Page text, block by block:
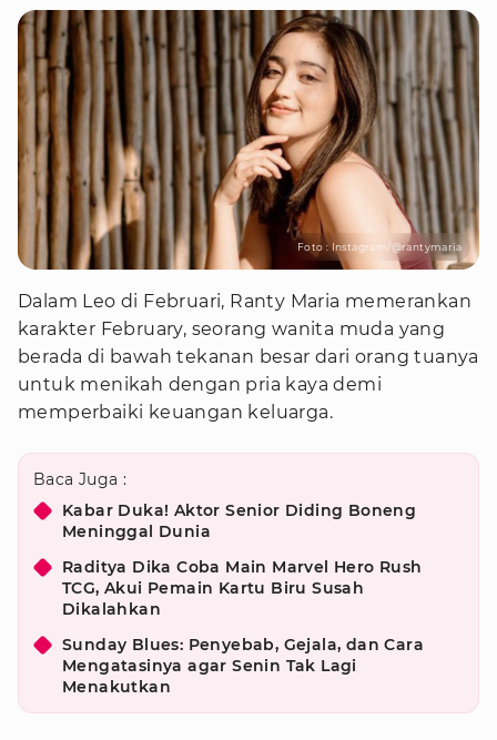
Foto : Instagram/@rantymaria
Dalam Leo di Februari, Ranty Maria memerankan
karakter February, seorang wanita muda yang
berada di bawah tekanan besar dari orang tuanya
untuk menikah dengan pria kaya demi
memperbaiki keuangan keluarga.
Baca Juga :
Kabar Duka! Aktor Senior Diding Boneng
Meninggal Dunia
Raditya Dika Coba Main Marvel Hero Rush
TCG, Akui Pemain Kartu Biru Susah
Dikalahkan
Sunday Blues: Penyebab, Gejala, dan Cara
Mengatasinya agar Senin Tak Lagi
Menakutkan